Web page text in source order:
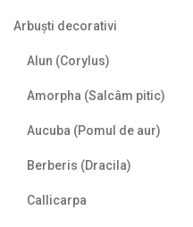
Arbuști decorativi
Alun (Corylus)
Amorpha (Salcâm pitic)
Aucuba (Pomul de aur)
Berberis (Dracila)
Callicarpa